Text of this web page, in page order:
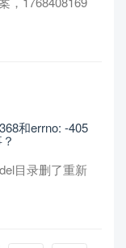
和errno: -405
目录删了重新